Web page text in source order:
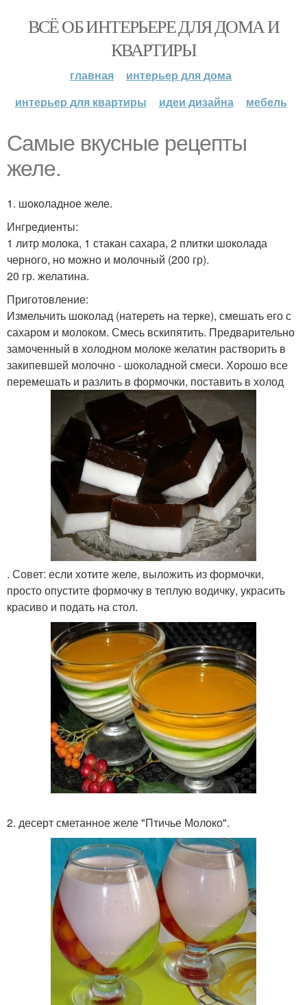
ВСЁ ОБ ИНТЕРЬЕРЕ ДЛЯ ДОМА И
КВАРТИРЫ
главная
интерьер для дома
интерьер для квартиры
идеи дизайна мебель
Самые вкусные рецепты
желе.
1. шоколадное желе.
Ингредиенты:
1 литр молока, 1 стакан сахара, 2 плитки шоколада
черного, но можно и молочный (200 гр).
20 гр. желатина.
Приготовление:
Измельчить шоколад (натереть на терке), смешать его с
сахаром и молоком. Смесь вскипятить. Предварительно
замоченный в холодном молоке желатин растворить в
закипевшей молочно - шоколадной смеси. Хорошо все
перемешать и разлить в формочки, поставить в холод
. Совет: если хотите желе, выложить из формочки,
просто опустите формочку в теплую водичку, украсить
красиво и подать на стол.
2. десерт сметанное желе "Птичье Молоко".